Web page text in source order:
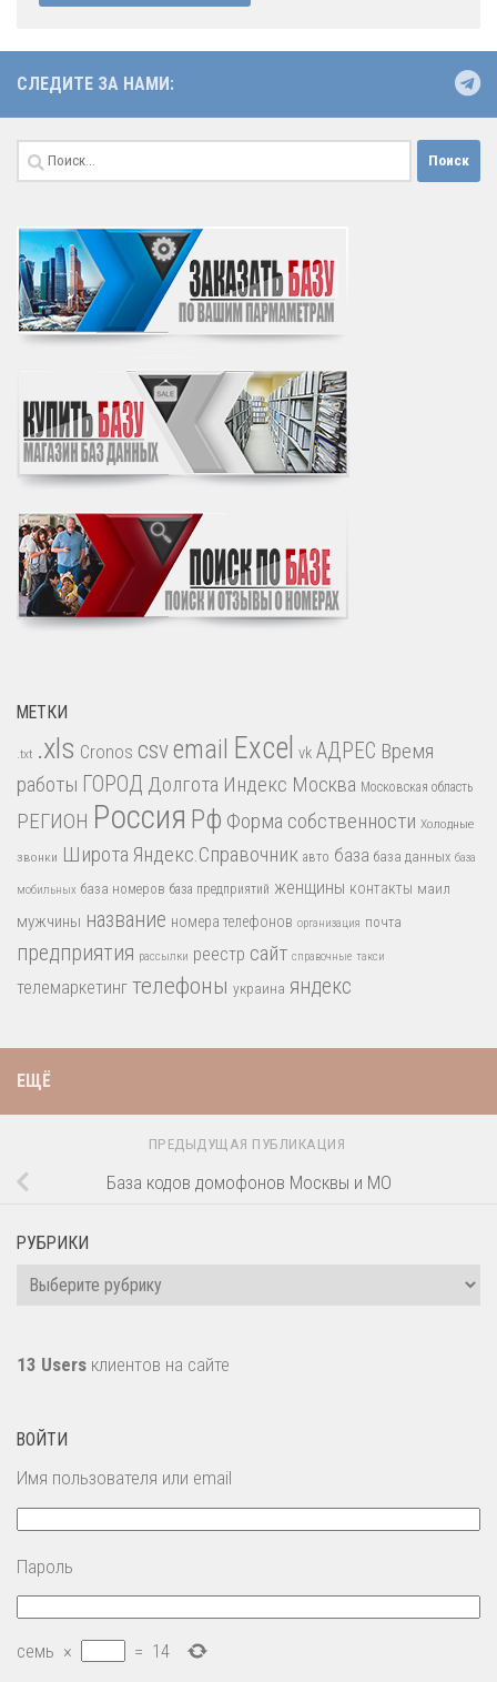
СЛЕДИТЕ ЗА НАМИ:
Найти:
МЕТКИ
.txt .xls Cronos csvemail Excel vk АДРЕС Время
работы ГОРОД Долгота Индекс Москва Московская область
РЕГИОН Россия Рф Форма собственности Холодные
звонки Широта Яндекс.Справочник авто база база данных база
мобильных база номеров база предприятий женщины контакты маил
мужчины название номера телефонов организация почта
предприятия рассылки реестр сайт справочные такси
телемаркетинг телефоны украина яндекс
ЕЩЁ
ПРЕДЫДУЩАЯ ПУБЛИКАЦИЯ
База кодов домофонов Москвы и МО
РУБРИКИ
Рубрики
13 Users клиентов на сайте
ВОЙТИ
Имя пользователя или email
Пароль
семь × = 14